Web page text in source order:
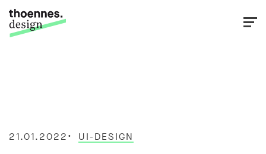
21.01.2022 UI-DESIGN